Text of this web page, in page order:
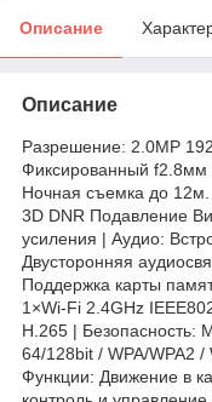
Описание
Описание
Разрешение: 2.0MP
Фиксированный f2.8мм
Ночная съемка до
3D DNR Подавление
усиления | Аудио:
Двусторонняя
Поддержка карты
1×Wi-Fi 2.4GHz
H.265 | Безопасность:
64/128bit / WPA/WPA2 /
Функции: Движение в